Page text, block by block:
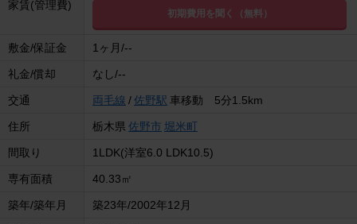
家賃(管理費)
初期費用を聞く（無料）
敷金/保証金 1ヶ月/--
礼金/償却 なし/--
交通 両毛線 /佐野駅 車移動 5分1.5km
住所 栃木県 佐野市 堀米町
間取り 1LDK(洋室6.0 LDK10.5)
専有面積 40.33㎡
築年/築年月 築23年/2002年12月